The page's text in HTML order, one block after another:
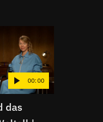
00:00
das